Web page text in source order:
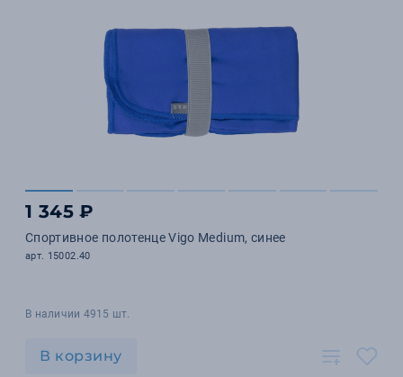
1 345 ₽
Спортивное полотенце Vigo Medium, синее
арт. 15002.40
В наличии 4915 шт.
В корзину